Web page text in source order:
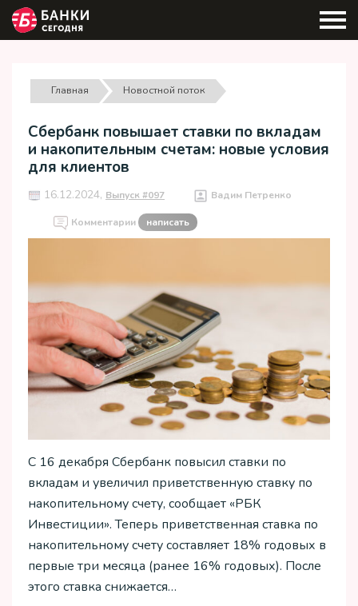
Главная Новостной поток
Сбербанк повышает ставки по вкладам
и накопительным счетам: новые условия
для клиентов
16.12.2024, Выпуск #097 Вадим Петренко
Комментарии написать
С 16 декабря Сбербанк повысил ставки по
вкладам и увеличил приветственную ставку по
накопительному счету, сообщает «РБК
Инвестиции». Теперь приветственная ставка по
накопительному счету составляет 18% годовых в
первые три месяца (ранее 16% годовых). После
этого ставка снижается…